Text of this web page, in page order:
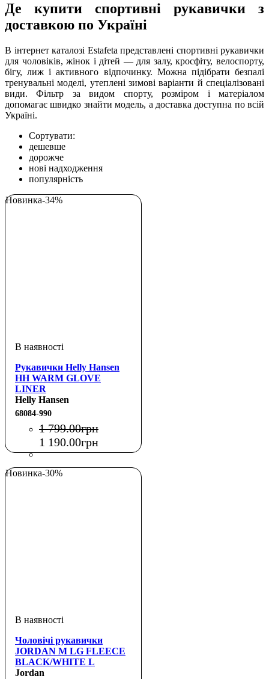
Де купити спортивні рукавички з
доставкою по Україні
В інтернет каталозі Estafeta представлені спортивні рукавички
для чоловіків, жінок і дітей — для залу, кросфіту, велоспорту,
бігу, лиж і активного відпочинку. Можна підібрати безпалі
тренувальні моделі, утеплені зимові варіанти й спеціалізовані
види. Фільтр за видом спорту, розміром і матеріалом
допомагає швидко знайти модель, а доставка доступна по всій
Україні.
Сортувати:
дешевше
дорожче
нові надходження
популярність
Новинка-34%
Рукавички Helly Hansen
HH WARM GLOVE
LINER
Helly Hansen
68084-990
1 799.00грн
1 190.00грн
Новинка-30%
Чоловічі рукавички
JORDAN M LG FLEECE
BLACK/WHITE L
Jordan